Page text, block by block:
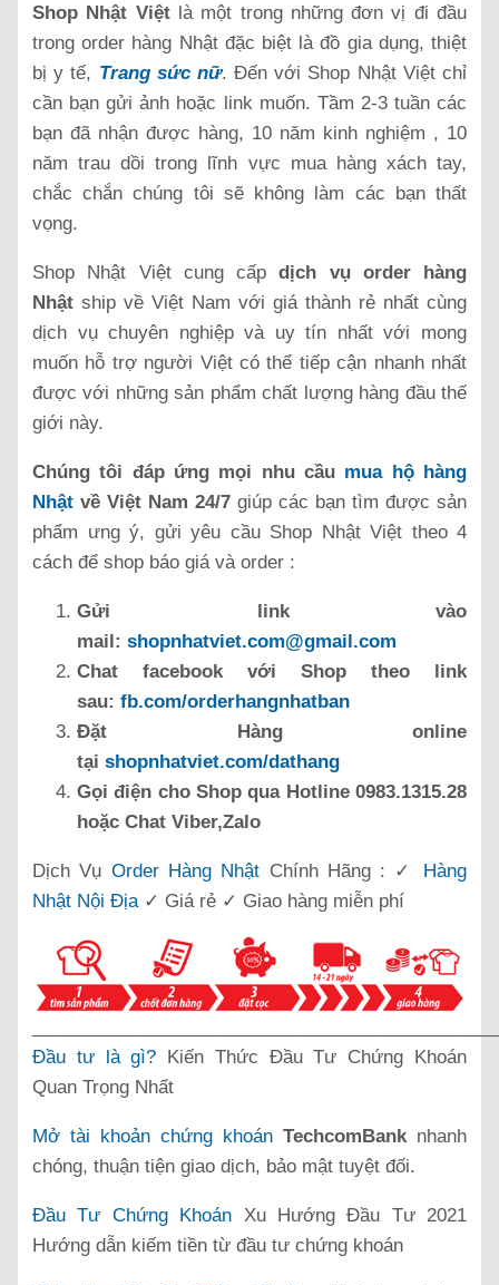
Shop Nhật Việtlà một trong những đơn vị đi đầu
trong order hàng Nhật đặc biệt là đồ gia dụng, thiệt
bị y tế, Trang sức nữ. Đến với Shop Nhật Việt chỉ
cần bạn gửi ảnh hoặc link muốn. Tầm 2-3 tuần các
bạn đã nhận được hàng, 10 năm kinh nghiệm , 10
năm trau dồi trong lĩnh vực mua hàng xách tay,
chắc chắn chúng tôi sẽ không làm các bạn thất
vọng.
Shop Nhật Việt cung cấpdịch vụ
order hàng
Nhật ship về Việt Nam với giá thành rẻ nhất cùng
dịch vụ chuyên nghiệp và uy tín nhất với mong
muốn hỗ trợ người Việt có thể tiếp cận nhanh nhất
được với những sản phẩm chất lượng hàng đầu thế
giới này.
Chúng tôi đáp ứng mọi nhu cầu mua hộ hàng
Nhật về Việt Nam 24/7 giúp các bạn tìm được sản
phẩm ưng ý, gửi yêu cầu Shop Nhật Việt theo 4
cách để shop báo giá và order :
Gửi link vào
mail: shopnhatviet.com@gmail.com
Chat facebook với Shop theo link
sau: fb.com/orderhangnhatban
Đặt Hàng online
tại shopnhatviet.com/dathang
Gọi điện cho Shop qua Hotline 0983.1315.28
hoặc Chat Viber,Zalo
Dịch Vụ Order Hàng Nhật Chính Hãng : ✓ Hàng
Nhật Nội Địa ✓ Giá rẻ ✓ Giao hàng miễn phí
Đầu tư là gì? Kiến Thức Đầu Tư Chứng Khoán
Quan Trọng Nhất
Mở tài khoản chứng khoán TechcomBank nhanh
chóng, thuận tiện giao dịch, bảo mật tuyệt đối.
Đầu Tư Chứng Khoán Xu Hướng Đầu Tư 2021
Hướng dẫn kiếm tiền từ đầu tư chứng khoán